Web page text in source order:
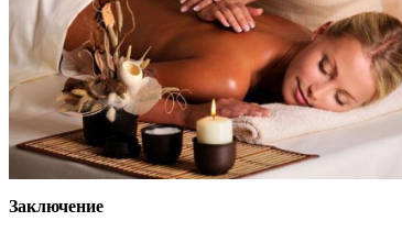
Заключение